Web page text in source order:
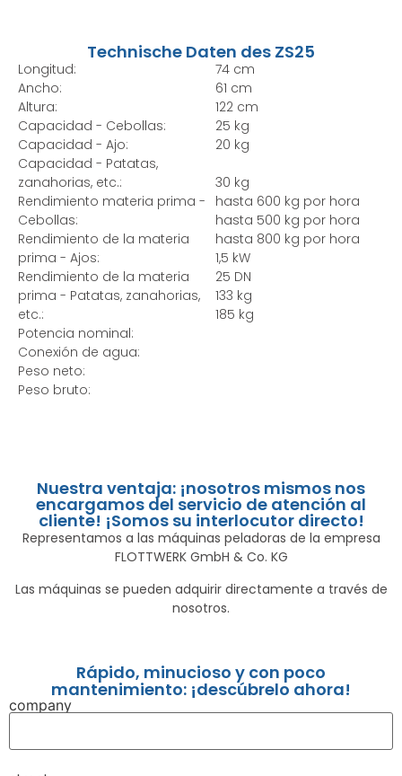
Technische Daten des ZS25
Longitud:
Ancho:
Altura:
Capacidad - Cebollas:
Capacidad - Ajo:
Capacidad - Patatas,
zanahorias, etc.:
Rendimiento materia prima -
Cebollas:
Rendimiento de la materia
prima - Ajos:
Rendimiento de la materia
prima - Patatas, zanahorias,
etc.:
Potencia nominal:
Conexión de agua:
Peso neto:
Peso bruto:
74 cm
61 cm
122 cm
25 kg
20 kg
30 kg
hasta 600 kg por hora
hasta 500 kg por hora
hasta 800 kg por hora
1,5 kW
25 DN
133 kg
185 kg
Nuestra ventaja: ¡nosotros mismos nos
encargamos del servicio de atención al
cliente! ¡Somos su interlocutor directo!
Representamos a las máquinas peladoras de la empresa
FLOTTWERK GmbH & Co. KG
Las máquinas se pueden adquirir directamente a través de
nosotros.
Rápido, minucioso y con poco
mantenimiento: ¡descúbrelo ahora!
company